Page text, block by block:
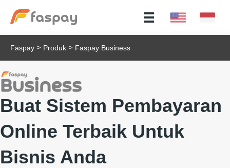
Faspay > Produk > Faspay Business
Buat Sistem Pembayaran
Online Terbaik Untuk
Bisnis Anda